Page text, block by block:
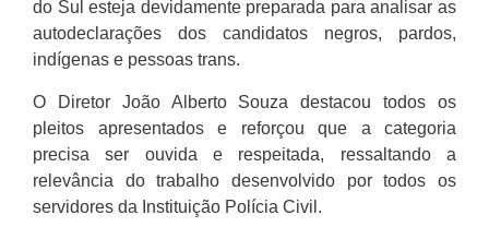
do Sul esteja devidamente preparada para analisar as
autodeclarações dos candidatos negros, pardos,
indígenas e pessoas trans.
O Diretor João Alberto Souza destacou todos os
pleitos apresentados e reforçou que a categoria
precisa ser ouvida e respeitada, ressaltando a
relevância do trabalho desenvolvido por todos os
servidores da Instituição Polícia Civil.